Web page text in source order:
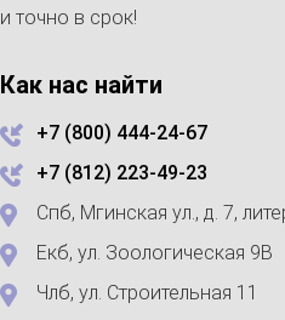
и точно в срок!
Как нас найти
+7 (800) 444-24-67
+7 (812) 223-49-23
Спб, Мгинская ул., д. 7,
Екб, ул. Зоологическая 9В
Члб, ул. Строительная 11